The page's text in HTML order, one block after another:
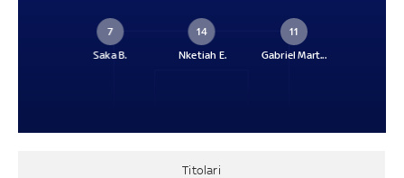
7
Saka B.
14
Nketiah E.
11
Gabriel Mart...
Titolari